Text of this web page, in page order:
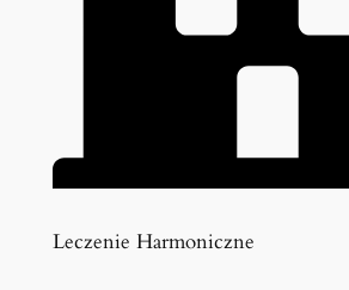
Leczenie Harmoniczne